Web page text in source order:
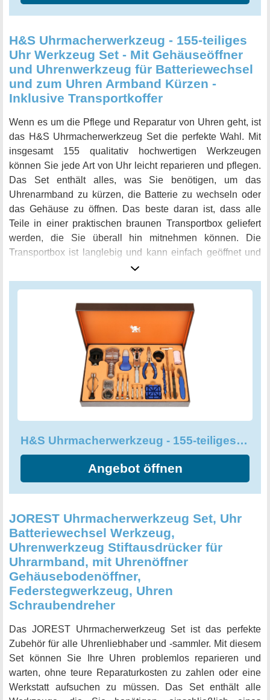
Pinzette und ein Reinigungstuch runden das Set ab. Mit 20
Bedienungsanleitung ist dieses Set das Profi-Werkzeug für
die professionelle Uhrmacher-Reparatur. Bestellen Sie
noch heute das Eventronic Uhrmacherwerkzeug Set und
genießen Sie die vielen Vorteile, die es bietet.
H&S Uhrmacherwerkzeug - 155-teiliges
Uhr Werkzeug Set - Mit Gehäuseöffner
und Uhrenwerkzeug für Batteriewechsel
und zum Uhren Armband Kürzen -
Inklusive Transportkoffer
Wenn es um die Pflege und Reparatur von Uhren geht, ist
das H&S Uhrmacherwerkzeug Set die perfekte Wahl. Mit
insgesamt 155 qualitativ hochwertigen Werkzeugen
können Sie jede Art von Uhr leicht reparieren und pflegen.
Das Set enthält alles, was Sie benötigen, um das
Uhrenarmband zu kürzen, die Batterie zu wechseln oder
das Gehäuse zu öffnen. Das beste daran ist, dass alle
Teile in einer praktischen braunen Transportbox geliefert
werden, die Sie überall hin mitnehmen können. Die
Transportbox ist langlebig und kann einfach geöffnet und
geschlossen werden. Insgesamt ist das H&S
Uhrmacherwerkzeug Set eine Investition in die Zukunft
benötigten Teilen können Sie sicher sein, dass Sie Ihre
Uhren immer in einwandfreiem Zustand halten werden.
H&S Uhrmacherwerkzeug - 155-teiliges Uhr Werkzeug Set
Angebot öffnen
JOREST Uhrmacherwerkzeug Set, Uhr
Batteriewechsel Werkzeug,
Uhrenwerkzeug Stiftausdrücker für
Uhrarmband, mit Uhrenöffner
Gehäusebodenöffner,
Federstegwerkzeug, Uhren
Schraubendreher
Das JOREST Uhrmacherwerkzeug Set ist das perfekte
Zubehör für alle Uhrenliebhaber und -sammler. Mit diesem
Set können Sie Ihre Uhren problemlos reparieren und
warten, ohne teure Reparaturkosten zu zahlen oder eine
Werkstatt aufsuchen zu müssen. Das Set enthält alle